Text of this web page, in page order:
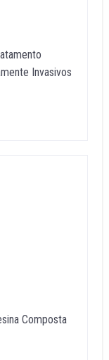
Invasivos
Composta